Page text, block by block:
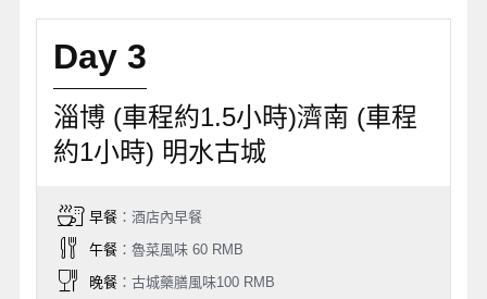
Day 3
淄博 (車程約1.5小時)濟南 (車程
約1小時) 明水古城
早餐：酒店內早餐
午餐：魯菜風味 60 RMB
晚餐：古城藥膳風味100 RMB